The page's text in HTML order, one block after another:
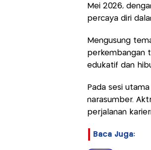
Mei 2026,
percaya diri
Mengusung
perkembangan
edukatif dan
Pada sesi
narasumber.
perjalanan
Baca Juga: